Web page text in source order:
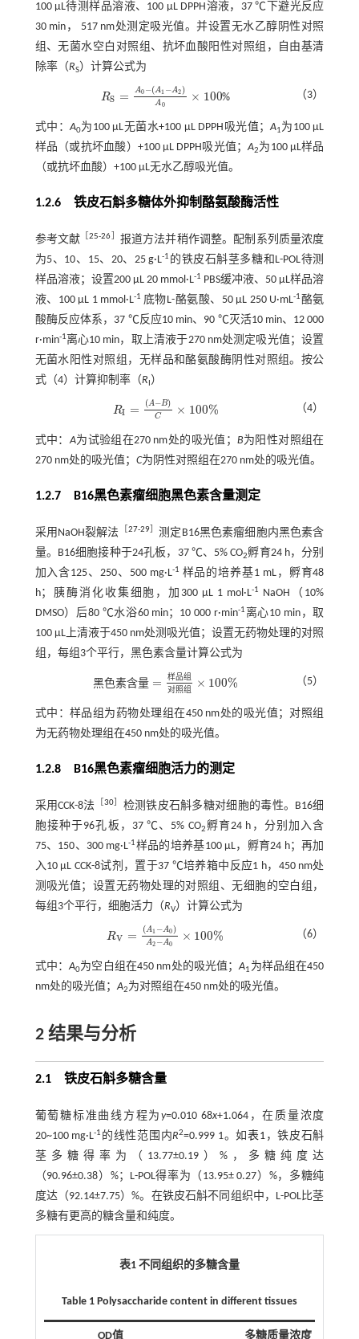
100 μL待测样品溶液、100 μL DPPH溶液，37 ℃下避光反应
30 min， 517 nm处测定吸光值。并设置无水乙醇阴性对照
组、无菌水空白对照组、抗坏血酸阳性对照组，自由基清
除率（RS）计算公式为
RS = A0 −(A1 −A2)
A0
× 100
RS= A0 A1-A2A0×100 % （3）
式中：A0为100 μL无菌水+100 μL DPPH吸光值；A1为100 μL
样品（或抗坏血酸）+100 μL DPPH吸光值；A2为100 μL样品
（或抗坏血酸）+100 μL无水乙醇吸光值。
1.2.6 铁皮石斛多糖体外抑制酪氨酸酶活性
参考文献 ［25-26
报道方法并稍作调整。配制系列质量浓度
为5、10、15、20、25 g·L-1 的铁皮石斛茎多糖和L-POL待测
样品溶液；设置200 μL 20 mmol·L-1 PBS缓冲液、50 μL样品溶
液、100 μL 1 mmol·L-1 底物L-酪氨酸、50 μL 250 U·mL-1 酪氨
酸酶反应体系，37 ℃反应10 min、90 ℃灭活10 min、12 000
r·min-1离心10 min，取上清液于270 nm处测定吸光值；设置
无菌水阳性对照组，无样品和酪氨酸酶阴性对照组。按公
式（4） 计算抑制率（R ）
RI = (A−B)
C × 100%
RI= A-B C×100% （4）
式中：A为试验组在270 nm处的吸光值； B为阳性对照组在
270 nm处的吸光值； C为阴性对照组在270 nm处的吸光值。
1.2.7 B16黑色素瘤细胞黑色素含量测定
采用NaOH裂解法 27-29］测定B16黑色素瘤细胞内黑色素含
量。B16细胞接种于24孔板，37 ℃、5% CO2孵育24 h，分别
加入含125、250、500 mg·L-1 样品的培养基1 mL，孵育48
h；胰酶消化收集细胞，加300 μL 1 mol·L-1
NaOH（10%
DMSO）后80 ℃水浴60 min；10 000 r·min-1 离心10 min，取
100 μL上清液于450 nm处测吸光值；设置无药物处理的对照
组，每组3个平行，黑色素含量计算公式为
黑色素含量 = 样品组
对照组
× 100%
黑色素含量=样品组对照组× 100
（5）
式中：样品组为药物处理组在450 nm处的吸光值；对照组
为无药物处理组在450 nm处的吸光值。
1.2.8 B16黑色素瘤细胞活力的测定
采用CCK-8法 ［30
检测铁皮石斛多糖对细胞的毒性。B16细
胞接种于96孔板，37 ℃、5% CO2 孵育24 h，分别加入含
75、150、300 mg·L-1样品的培养基100 μL，孵育24 h；再加
入10 μL CCK-8试剂，置于37 ℃培养箱中反应1 h，450 nm处
测吸光值；设置无药物处理的对照组、无细胞的空白组，
每组3个平行，细胞活力（RV）计算公式为
RV = (A1 −A0)
A2 −A0
× 100%
RV= A1 A0A2-A0 ×100% （6）
式中：A0为空白组在450 nm处的吸光值；A1 为样品组在450
nm处的吸光值；A2为对照组在450 nm处的吸光值。
2结果与分析
2.1 铁皮石斛多糖含量
葡萄糖标准曲线方程为y=0.010 68x+1.064，在质量浓度
20~100 mg·L-1 的线性范围内R2=0.999 1。如表1，铁皮石斛
茎多糖得率为（13.77±0.19）%，多糖纯度达
（90.96±0.38）%；L-POL得率为（13.95± 0.27）%，多糖纯
度达（92.14±7.75）%。在铁皮石斛不同组织中，L-POL比茎
多糖有更高的糖含量和纯度。
表1 不同组织的多糖含量
Table 1 Polysaccharide content in different tissues
OD值 多糖质量浓度